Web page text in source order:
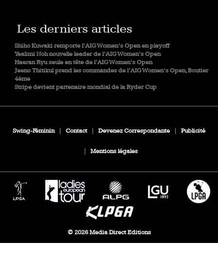
Les derniers articles
Shiho Kuwaki remporte l’AIG Women’s Open en playoff
Yealimi Noh nouvelle leader de l’AIG Women’s Open
Haeran Ryu seule en tête de l’AIG Women’s Open
Jeeno Thitikul prend les commandes de l’AIG Women’s Open, Boutier
4ème
Stripe devient partenaire mondial de la Ryder Cup
Swing-Féminin | Contact | Devenez Correspondante | Publicité
| Mentions légales
© 2026 Media Direct Editions